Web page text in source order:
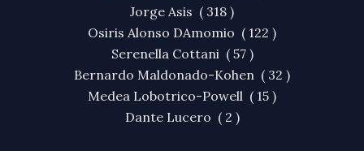
Jorge Asis ( 318 )
Osiris Alonso DAmomio ( 122 )
Serenella Cottani ( 57 )
Bernardo Maldonado-Kohen ( 32 )
Medea Lobotrico-Powell ( 15 )
Dante Lucero ( 2 )